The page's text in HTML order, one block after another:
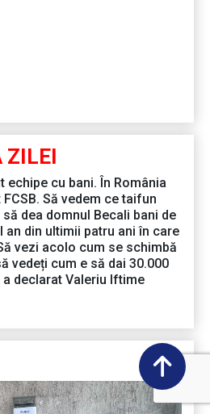
ZILEI
echipe cu bani. În România
Să vedem ce taifun
dea domnul Becali bani de
an din ultimii patru ani în care
vezi acolo cum se schimbă
vedeți cum e să dai 30.000
a declarat Valeriu Iftime